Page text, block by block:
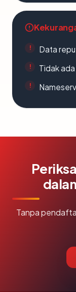
Data
Tidak
Tanpa